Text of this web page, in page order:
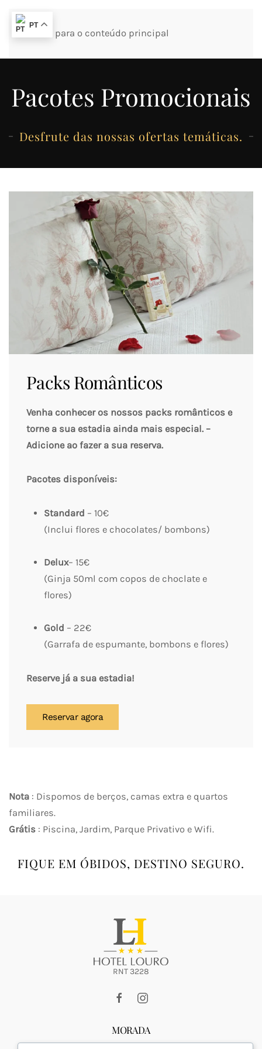
Saltar para o conteúdo principal
Pacotes Promocionais
Desfrute das nossas ofertas temáticas.
Packs Românticos
Venha conhecer os nossos packs românticos e
torne a sua estadia ainda mais especial. –
Adicione ao fazer a sua reserva.
Pacotes disponíveis:
Standard – 10€
(Inclui flores e chocolates/ bombons)
Delux– 15€
(Ginja 50ml com copos de choclate e
flores)
Gold – 22€
(Garrafa de espumante, bombons e flores)
Reserve já a sua estadia!
Reservar agora
Nota : Dispomos de berços, camas extra e quartos
familiares.
Grátis : Piscina, Jardim, Parque Privativo e Wifi.
FIQUE EM ÓBIDOS, DESTINO SEGURO.
RNT 3228
MORADA
PT